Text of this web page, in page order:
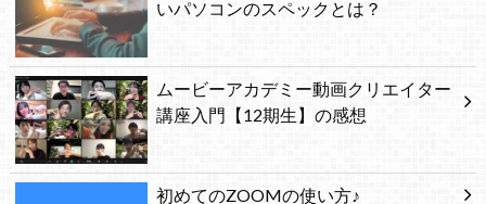
いパソコンのスペックとは？
ムービーアカデミー動画クリエイター
講座入門【12期生】の感想
初めてのZOOMの使い方♪